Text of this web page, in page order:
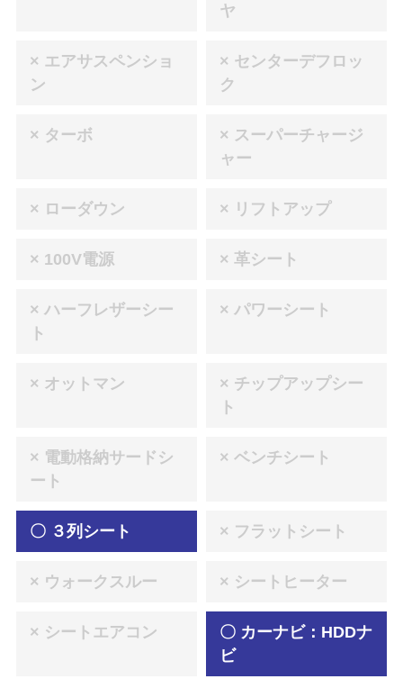
ヤ
× エアサスペンショ
ン
× センターデフロッ
ク
× ターボ
× スーパーチャージ
ャー
× ローダウン × リフトアップ
× 100V電源 × 革シート
× ハーフレザーシー
ト
× パワーシート
× オットマン
× チップアップシー
ト
× 電動格納サードシ
ート
× ベンチシート
〇 ３列シート × フラットシート
× ウォークスルー × シートヒーター
× シートエアコン
〇 カーナビ：HDDナ
ビ